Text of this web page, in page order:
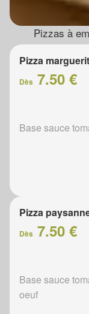
Pizzas à
Pizza
Dès 7.50 €
Base sauce
Pizza
Dès 7.50 €
Base sauce
oeuf